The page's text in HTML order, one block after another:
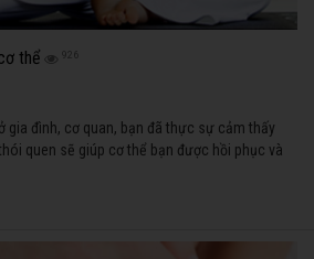
thể 926
gia đình, cơ quan, bạn đã thực sự cảm thấy
quen sẽ giúp cơ thể bạn được hồi phục và